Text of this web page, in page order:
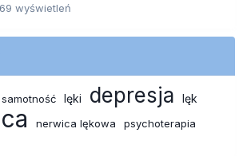
wyświetleń
samotność lęki depresja lęk
nerwica lękowa
psychoterapia